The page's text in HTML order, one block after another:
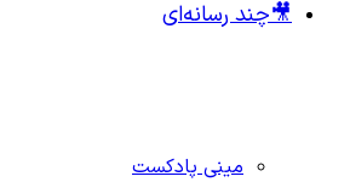
🎥چند رسانه‌ای
مینی پادکست